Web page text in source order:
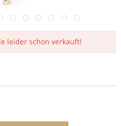
leider schon verkauft!